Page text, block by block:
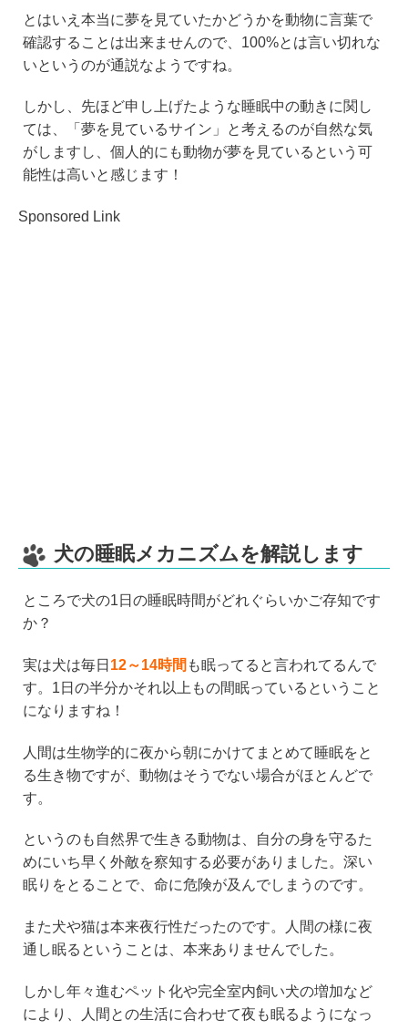
とはいえ本当に夢を見ていたかどうかを動物に言葉で
確認することは出来ませんので、100%とは言い切れな
いというのが通説なようですね。
しかし、先ほど申し上げたような睡眠中の動きに関し
ては、「夢を見ているサイン」と考えるのが自然な気
がしますし、個人的にも動物が夢を見ているという可
能性は高いと感じます！
Sponsored Link
犬の睡眠メカニズムを解説します
ところで犬の1日の睡眠時間がどれぐらいかご存知です
か？
実は犬は毎日 12～14時間 も眠ってると言われてるんで
す。1日の半分かそれ以上もの間眠っているということ
になりますね！
人間は生物学的に夜から朝にかけてまとめて睡眠をと
る生き物ですが、動物はそうでない場合がほとんどで
す。
というのも自然界で生きる動物は、自分の身を守るた
めにいち早く外敵を察知する必要がありました。深い
眠りをとることで、命に危険が及んでしまうのです。
また犬や猫は本来夜行性だったのです。人間の様に夜
通し眠るということは、本来ありませんでした。
しかし年々進むペット化や完全室内飼い犬の増加など
により、人間との生活に合わせて夜も眠るようになっ